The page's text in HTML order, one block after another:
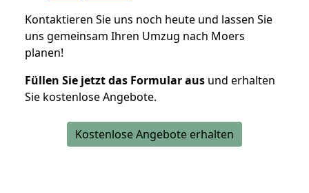
Kontaktieren Sie uns noch heute und lassen Sie
uns gemeinsam Ihren Umzug nach Moers
planen!
Füllen Sie jetzt das Formular aus und erhalten
Sie kostenlose Angebote.
Kostenlose Angebote erhalten